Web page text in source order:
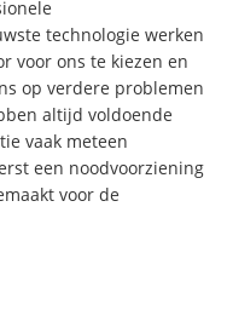
technologie werken
voor ons te kiezen en
op verdere problemen
altijd voldoende
vaak meteen
een noodvoorziening
voor de